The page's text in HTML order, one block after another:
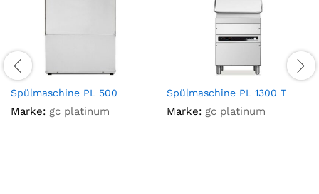
Spülmaschine PL 500
Marke: gc platinum
Spülmaschine PL 1300 T
Marke: gc platinum